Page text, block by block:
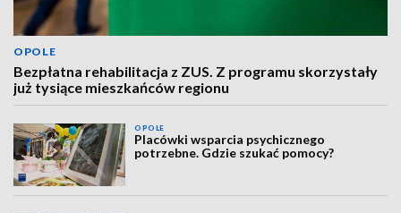
OPOLE
Bezpłatna rehabilitacja z ZUS. Z programu skorzystały
już tysiące mieszkańców regionu
OPOLE
Placówki wsparcia psychicznego
potrzebne. Gdzie szukać pomocy?